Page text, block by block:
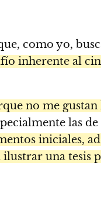
como yo,
inherente al
no me
las
iniciales,
ilustrar una